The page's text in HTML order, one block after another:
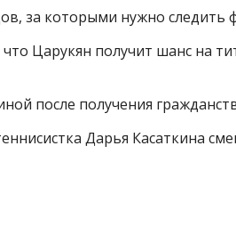
за которыми нужно следить
Царукян получит шанс на
после получения
Дарья Касаткина